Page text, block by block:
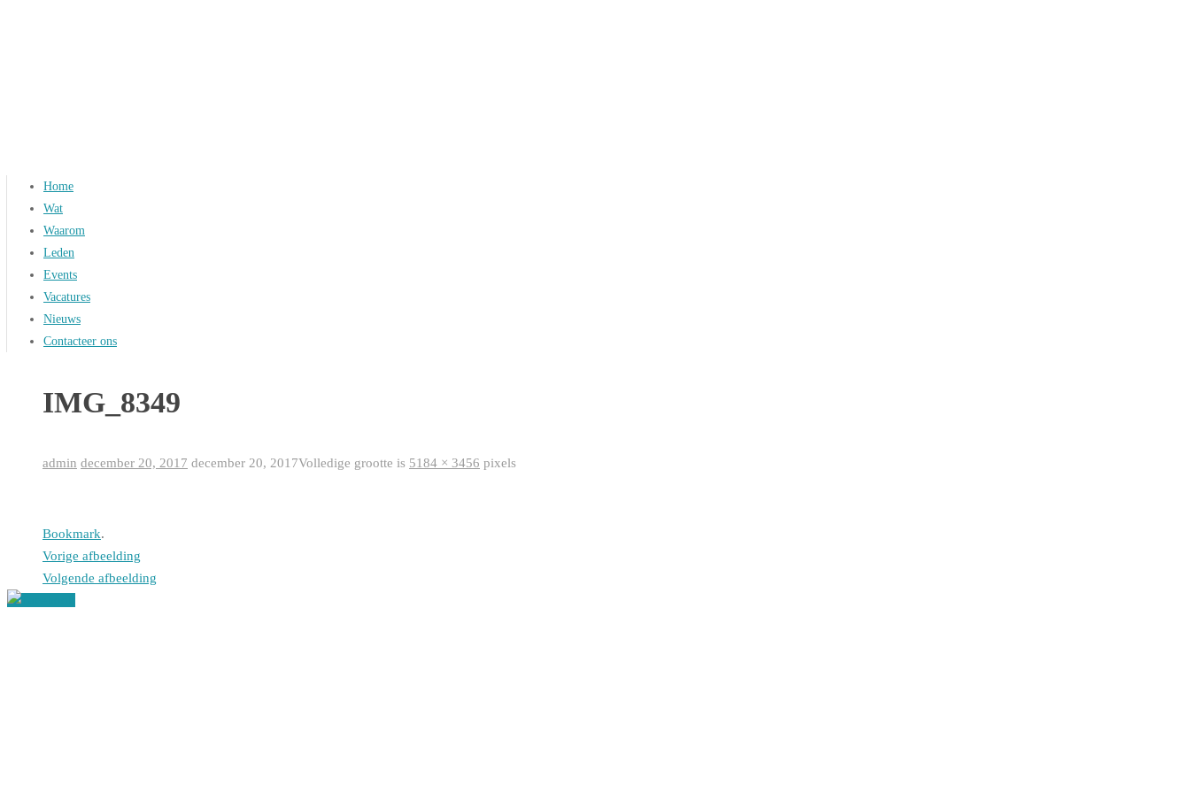
Spring
inhoud
Home
Wat
Waarom
Leden
Events
Vacatures
Nieuws
Contacteer ons
IMG_8349
admin december 20, 2017 december 20, 2017Volledige grootte is 5184 × 3456 pixels
Bookmark.
Vorige afbeelding
Volgende afbeelding